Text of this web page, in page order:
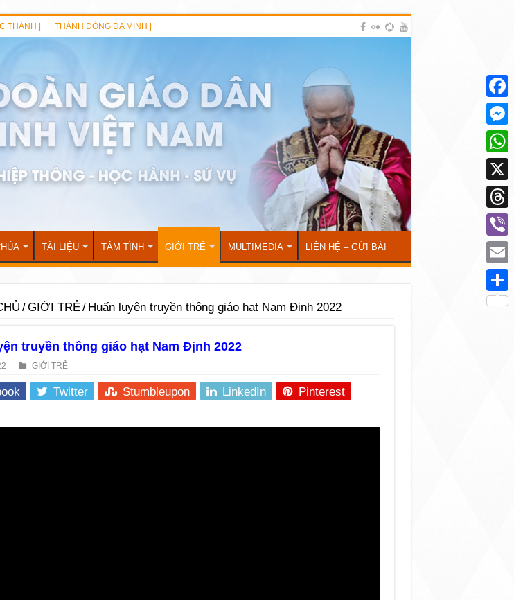
THÁNH | THÁNH DÒNG ĐA MINH |
TÀI LIỆU TÂM TÌNH GIỚI TRẺ MULTIMEDIA LIÊN HỆ – GỬI BÀI
/GIỚI TRẺ/ Huấn luyện truyền thông giáo hạt Nam Định 2022
truyền thông giáo hạt Nam Định 2022
GIỚI TRẺ
Twitter Stumbleupon LinkedIn Pinterest
X
Viber